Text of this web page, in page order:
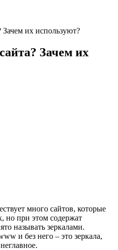
Зачем их используют?
Зачем их
много сайтов, которые
но при этом содержат
называть зеркалами.
и без него – это зеркала,